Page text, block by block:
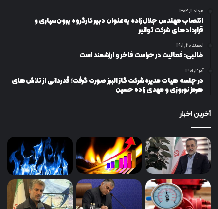
مرداد ۱۱, ۱۴۰۲
انتصاب مهندس جلال‌زاده به‌عنوان دبیر كارگروه برون‌سپاری و
قراردادهای شركت توانیر
اسفند ۲۰, ۱۴۰۱
طالبی: فعالیت در حراست فاخر و ارزشمند است
آذر ۲, ۱۴۰۱
در جلسه هیات مدیره شرکت گاز البرز صورت گرفت؛ قدردانی از تلاش‌های
هرمز نوروزی و مهدی زاده حسین
آخرین اخبار